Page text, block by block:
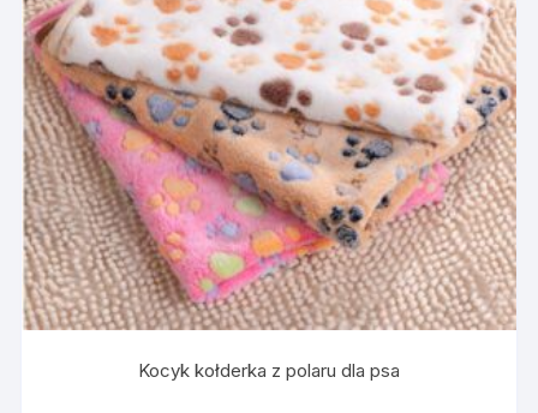
Kocyk kołderka z polaru dla psa